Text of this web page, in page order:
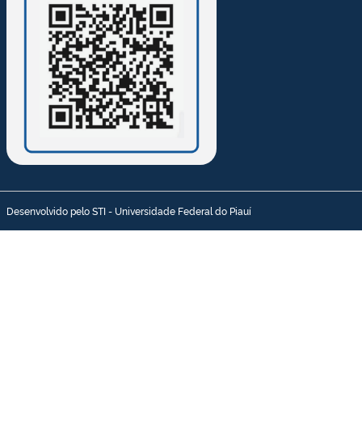
Desenvolvido pelo STI - Universidade Federal do Piauí